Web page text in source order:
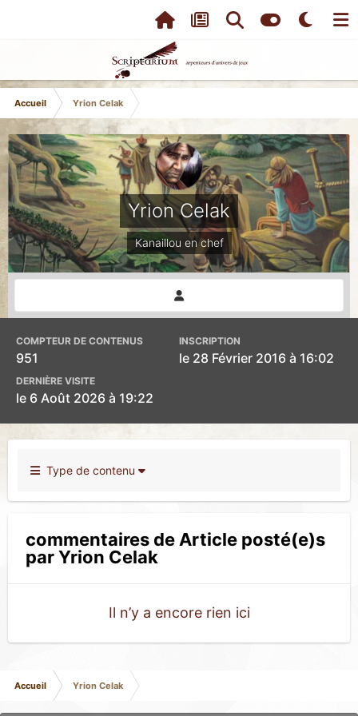
Accueil Yrion Celak
Yrion Celak
Kanaillou en chef
COMPTEUR DE CONTENUS
951
INSCRIPTION
le 28 Février 2016 à 16:02
DERNIÈRE VISITE
le 6 Août 2026 à 19:22
Type de contenu
commentaires de Article posté(e)s
par Yrion Celak
Il n’y a encore rien ici
Accueil Yrion Celak